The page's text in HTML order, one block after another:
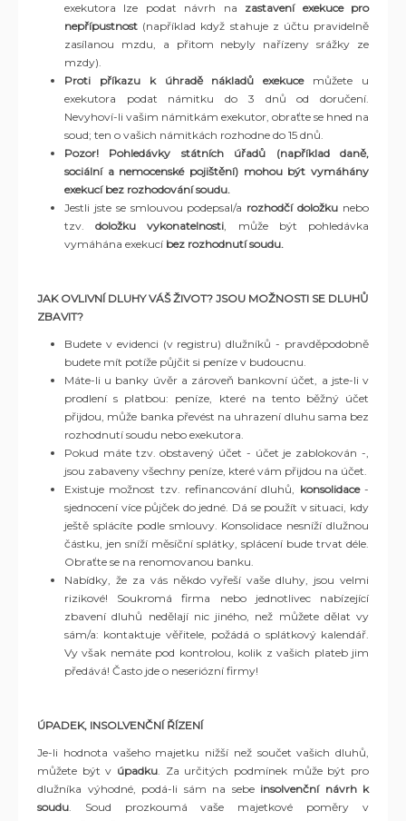
exekutora lze podat návrh na zastavení exekuce pro
nepřípustnost (například když stahuje z účtu pravidelně
zasílanou mzdu, a přitom nebyly nařízeny srážky ze
mzdy).
Proti příkazu k úhradě nákladů exekucemůžete u
exekutora podat námitku do 3 dnů od doručení.
Nevyhoví-li vašim námitkám exekutor, obraťte se hned na
soud; ten o vašich námitkách rozhodne do 15 dnů.
Pozor! Pohledávky státních úřadů (například daně,
sociální a nemocenské pojištění) mohou být vymáhány
exekucí bez rozhodování soudu.
Jestli jste se smlouvou podepsal/a rozhodčí doložku nebo
tzv.doložku vykonatelnosti, může být pohledávka
vymáhána exekucí bez rozhodnutí soudu.
JAK OVLIVNÍ DLUHY VÁŠ ŽIVOT? JSOU MOŽNOSTI SE DLUHŮ
ZBAVIT?
Budete v evidenci (v registru) dlužníků - pravděpodobně
budete mít potíže půjčit si peníze v budoucnu.
Máte-li u banky úvěr a zároveň bankovní účet, a jste-li v
prodlení s platbou: peníze, které na tento běžný účet
přijdou, může banka převést na uhrazení dluhu sama bez
rozhodnutí soudu nebo exekutora.
Pokud máte tzv. obstavený účet - účet je zablokován -,
jsou zabaveny všechny peníze, které vám přijdou na účet.
Existuje možnost tzv. refinancování dluhů, konsolidace-
sjednocení více půjček do jedné. Dá se použít v situaci, kdy
ještě splácíte podle smlouvy. Konsolidace nesníží dlužnou
částku, jen sníží měsíční splátky, splácení bude trvat déle.
Obraťte se na renomovanou banku.
Nabídky, že za vás někdo vyřeší vaše dluhy, jsou velmi
rizikové! Soukromá firma nebo jednotlivec nabízející
zbavení dluhů nedělají nic jiného, než můžete dělat vy
sám/a: kontaktuje věřitele, požádá o splátkový kalendář.
Vy však nemáte pod kontrolou, kolik z vašich plateb jim
předává! Často jde o neseriózní firmy!
ÚPADEK, INSOLVENČNÍ ŘÍZENÍ
Je-li hodnota vašeho majetku nižší než součet vašich dluhů,
můžete být v úpadku. Za určitých podmínek může být pro
dlužníka výhodné, podá-li sám na sebe insolvenční návrh k
soudu. Soud prozkoumá vaše majetkové poměry v